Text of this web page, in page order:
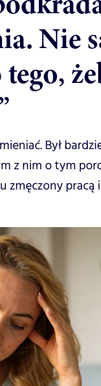
Nie
Był
z nim o tym
zmęczony